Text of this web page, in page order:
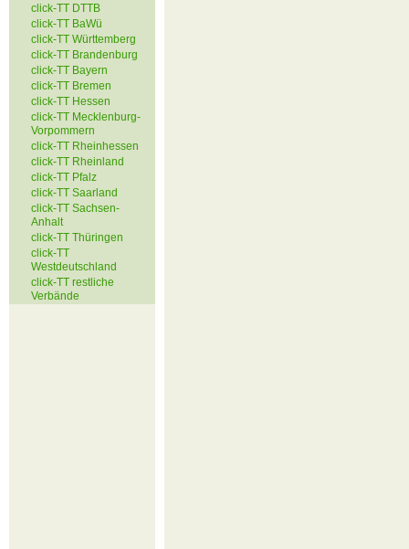
click-TT DTTB
click-TT BaWü
click-TT Württemberg
click-TT Brandenburg
click-TT Bayern
click-TT Bremen
click-TT Hessen
click-TT Mecklenburg-
Vorpommern
click-TT Rheinhessen
click-TT Rheinland
click-TT Pfalz
click-TT Saarland
click-TT Sachsen-
Anhalt
click-TT Thüringen
click-TT
Westdeutschland
click-TT restliche
Verbände